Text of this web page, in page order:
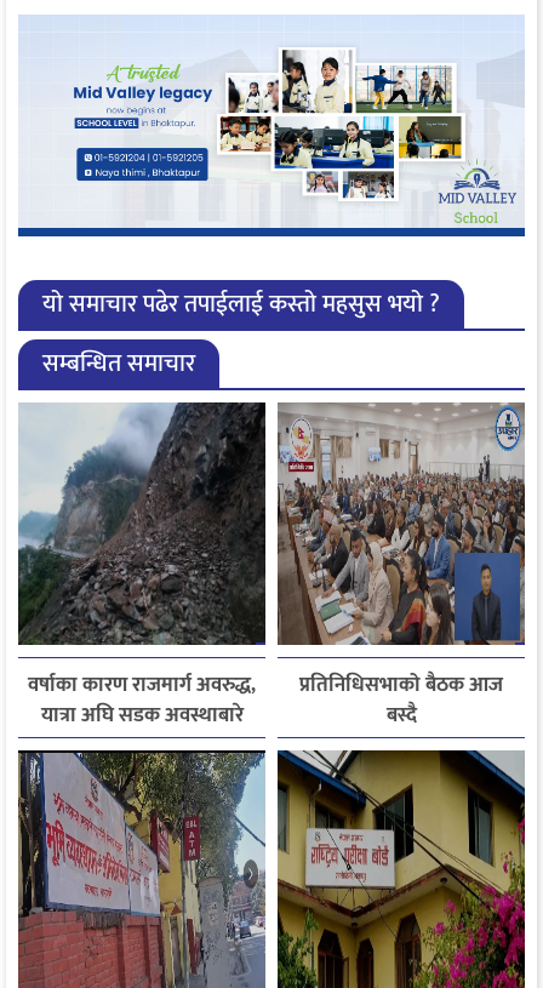
यो समाचार पढेर तपाईलाई कस्तो महसुस भयो ?
सम्बन्धित समाचार
वर्षाका कारण राजमार्ग अवरुद्ध,
यात्रा अघि सडक अवस्थाबारे
जानकारी लिन आग्रह
प्रतिनिधिसभाको बैठक आज
बस्दै